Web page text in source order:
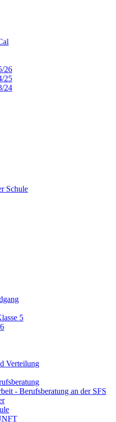
26
25
24
Schule
5
Verteilung
- Berufsberatung an der SFS